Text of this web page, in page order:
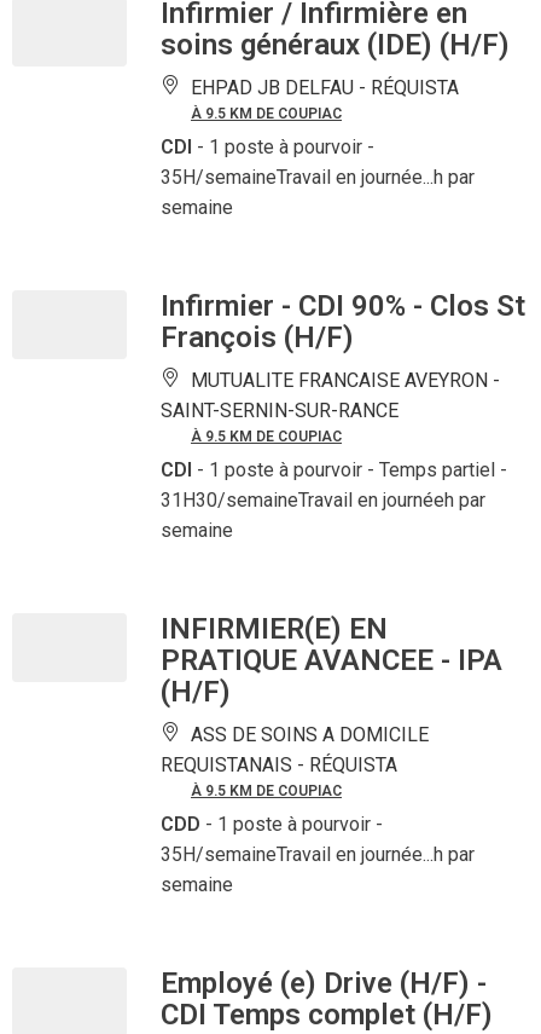
Infirmier / Infirmière en
soins généraux (IDE) (H/F)
EHPAD JB DELFAU - RÉQUISTA
À 9.5 KM DE COUPIAC
CDI - 1 poste à pourvoir -
35H/semaineTravail en journée...h par
semaine
Infirmier - CDI 90% - Clos St
François (H/F)
MUTUALITE FRANCAISE AVEYRON -
SAINT-SERNIN-SUR-RANCE
À 9.5 KM DE COUPIAC
CDI - 1 poste à pourvoir - Temps partiel -
31H30/semaineTravail en journéeh par
semaine
INFIRMIER(E) EN
PRATIQUE AVANCEE - IPA
(H/F)
ASS DE SOINS A DOMICILE
REQUISTANAIS - RÉQUISTA
À 9.5 KM DE COUPIAC
CDD - 1 poste à pourvoir -
35H/semaineTravail en journée...h par
semaine
Employé (e) Drive (H/F) -
CDI Temps complet (H/F)